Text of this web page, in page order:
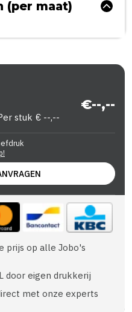
(per maat)
€--,--
stuk € --,--
prijs op alle Jobo's
door eigen drukkerij
met onze experts